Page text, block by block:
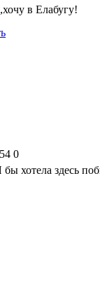
в Елабугу!
0
хотела здесь